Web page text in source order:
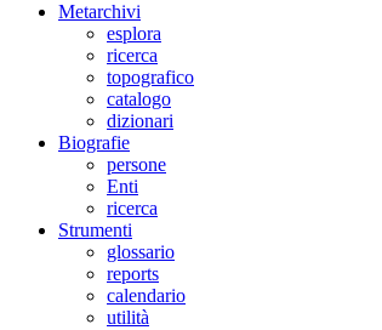
Metarchivi
esplora
ricerca
topografico
catalogo
dizionari
Biografie
persone
Enti
ricerca
Strumenti
glossario
reports
calendario
utilità